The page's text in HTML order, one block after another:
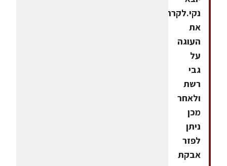
נקי.לקרר
את
העוגה
על
גבי
רשת
ולאחר
מכן
ניתן
לפזר
אבקת